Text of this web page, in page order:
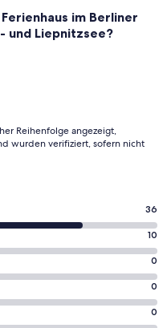
im Berliner
und Liepnitzsee?
Reihenfolge angezeigt,
wurden verifiziert, sofern nicht
36
10
0
0
0